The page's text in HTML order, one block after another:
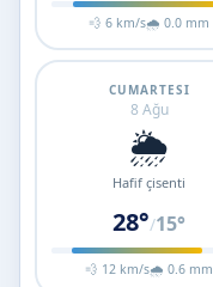
💨 6 km/s🌧 0.0 mm
CUMARTESI
8 Ağu
🌦️
Hafif çisenti
28°/15°
💨 12 km/s🌧 0.6 mm